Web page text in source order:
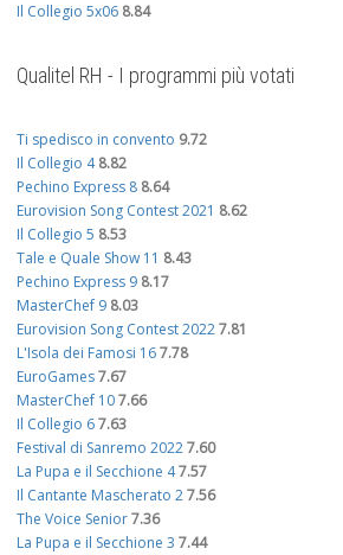
Il Collegio 5x06 8.84
Qualitel RH - I programmi più votati
Ti spedisco in convento 9.72
Il Collegio 4 8.82
Pechino Express 8 8.64
Eurovision Song Contest 2021 8.62
Il Collegio 5 8.53
Tale e Quale Show 11 8.43
Pechino Express 9 8.17
MasterChef 9 8.03
Eurovision Song Contest 20227.81
L'Isola dei Famosi 167.78
EuroGames7.67
MasterChef 107.66
Il Collegio 67.63
Festival di Sanremo 20227.60
La Pupa e il Secchione 47.57
Il Cantante Mascherato 27.56
The Voice Senior7.36
La Pupa e il Secchione 3 7.44